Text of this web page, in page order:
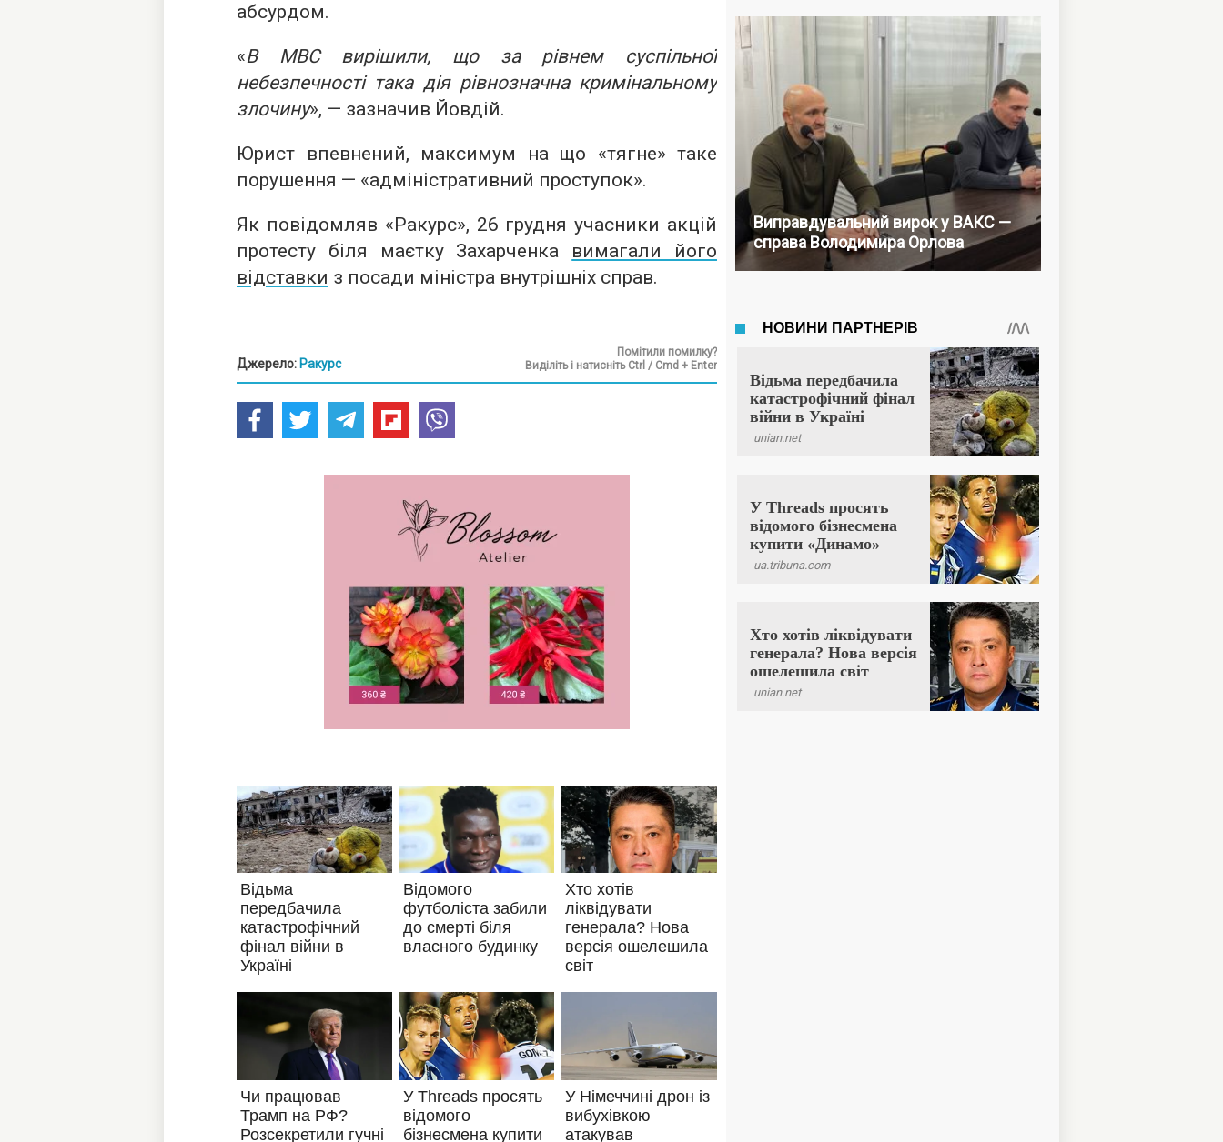
абсурдом.
«В МВС вирішили, що за рівнем суспільної
небезпечності така дія рівнозначна кримінальному
злочину», — зазначив Йовдій.
Юрист впевнений, максимум на що «тягне» таке
порушення — «адміністративний проступок».
Як повідомляв «Ракурс», 26 грудня учасники акцій
протесту біля маєтку Захарченка вимагали його
відставки з посади міністра внутрішніх справ.
Джерело: Ракурс
Помітили помилку?
Виділіть і натисніть Ctrl / Cmd + Enter
Виправдувальний вирок у ВАКС —
справа Володимира Орлова